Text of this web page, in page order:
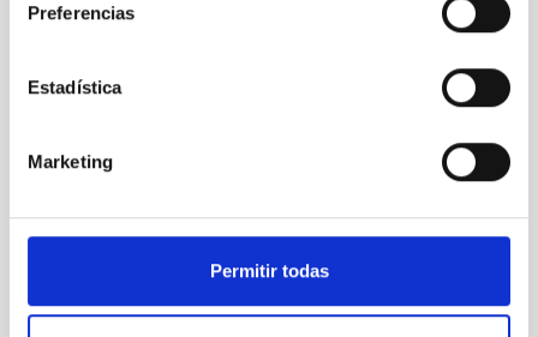
Preferencias
Estadística
Marketing
Permitir todas
Biblioteca estelar
Cúmulo abierto
IYL 2015, luces y ¡acción!
Microrrelatos cósmicos
Mirando al cielo
Protege tu cielo(3)
(19)
Safari cósmico(6)